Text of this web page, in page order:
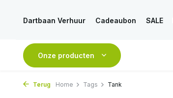
Dartbaan Verhuur Cadeaubon SALE
Onze producten
verstuurd GRATIS verzending vanaf 50€
Terug Home Tags Tank